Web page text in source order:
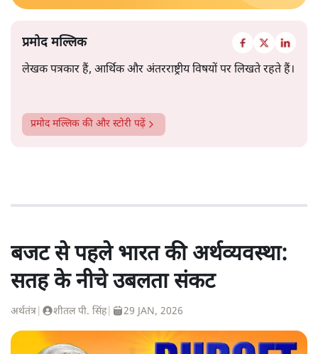
प्रमोद मल्लिक
लेखक पत्रकार हैं, आर्थिक और अंतरराष्ट्रीय विषयों पर लिखते रहते हैं।
प्रमोद मल्लिक की और स्टोरी पढ़ें
बजट से पहले भारत की अर्थव्यवस्था:
सतह के नीचे उबलता संकट
अर्थतंत्र शीतल पी. सिंह| 29 JAN, 2026